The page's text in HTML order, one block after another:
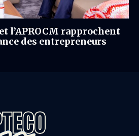
et l’APROCM rapprochent
des entrepreneurs